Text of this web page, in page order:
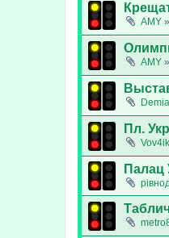
AMY »
AMY »
Пл.
Vov4ik
Палац